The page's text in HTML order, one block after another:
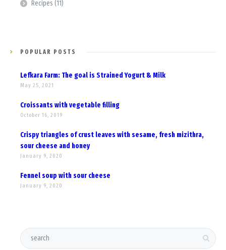
Recipes (11)
POPULAR POSTS
Lefkara Farm: The goal is Strained Yogurt & Milk
May 25, 2021
Croissants with vegetable filling
October 16, 2019
Crispy triangles of crust leaves with sesame, fresh mizithra,
sour cheese and honey
January 9, 2020
Fennel soup with sour cheese
January 9, 2020